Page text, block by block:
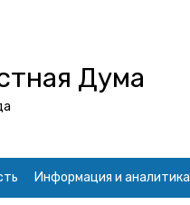
Дума
Информация и аналитика